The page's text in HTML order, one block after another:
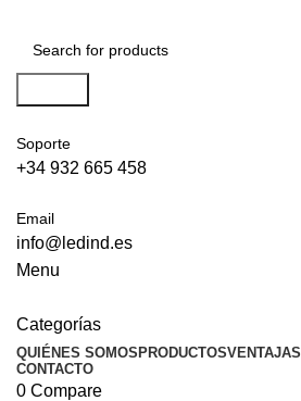
Soporte
+34 932 665 458‬
Email
info@ledind.es
Menu
Categorías
QUIÉNES SOMOS PRODUCTOSVENTAJAS
CONTACTO
0 Compare